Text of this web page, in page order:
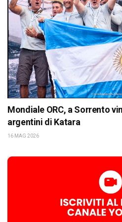
Mondiale ORC, a Sorrento
argentini di Katara
16 MAG 2026